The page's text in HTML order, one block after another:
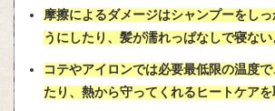
摩擦によるダメージはシャンプーをし
うにしたり、髪が濡れっぱなしで寝ない
コテやアイロンでは必要最低限の温度
たり、熱から守ってくれるヒートケアを